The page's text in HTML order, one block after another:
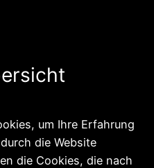
um Ihre Erfahrung
die Website
die Cookies, die nach